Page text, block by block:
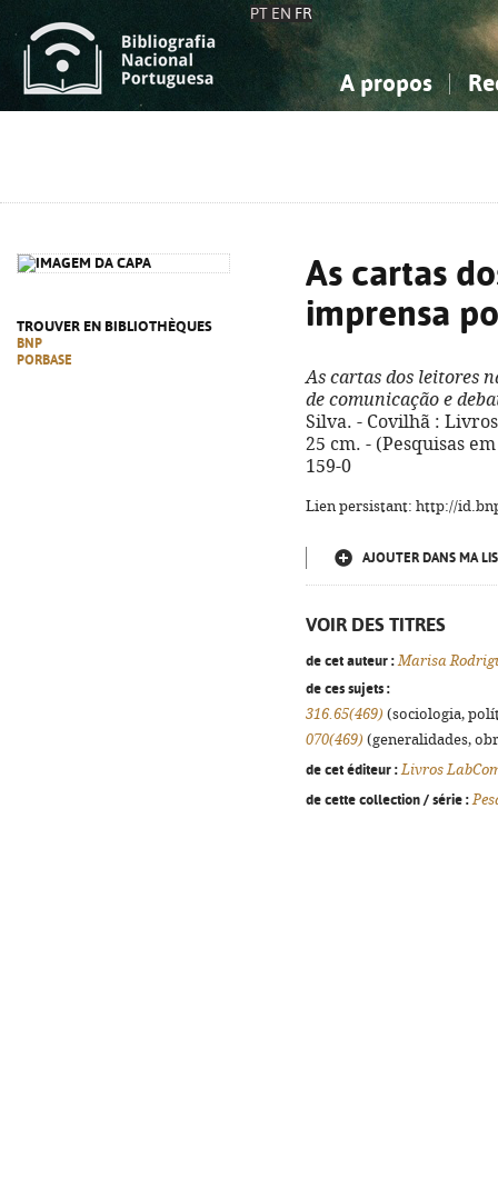
PT EN FR
A propos
TROUVER EN BIBLIOTHÈQUES
BNP
PORBASE
As cartas
imprensa
As cartas dos leitores
de comunicação e
Silva. - Covilhã :
25 cm. - (Pesquisas
159-0
Lien persistant: http://
AJOUTER DANS MA
VOIR DES TITRES
de cet auteur : Marisa
de ces sujets :
316.65(469) (sociologia,
070(469) (generalidades,
de cet éditeur : Livros
de cette collection / série :